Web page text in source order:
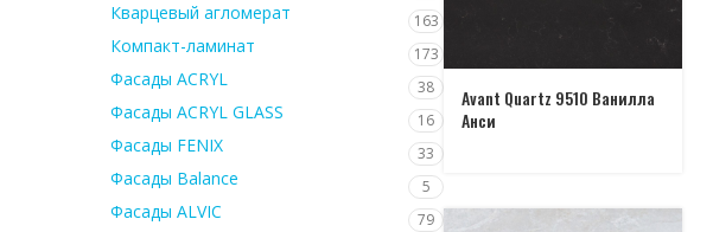
Кварцевый агломерат 163
Компакт-ламинат 173
Фасады ACRYL 38
Фасады ACRYL GLASS 16
Фасады FENIX 33
Фасады Balance 5
Фасады ALVIC 79
Avant Quartz 9510 Ванилла
Анси